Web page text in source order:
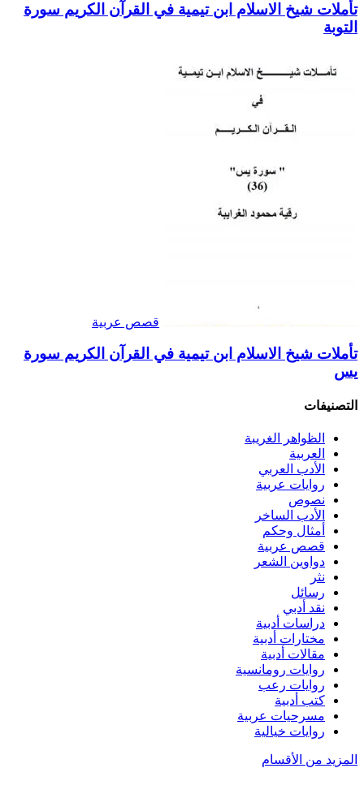
تأملات شيخ الاسلام ابن تيمية في القرآن الكريم سورة
التوبة
قصص عربية
تأملات شيخ الاسلام ابن تيمية في القرآن الكريم سورة
يس
التصنيفات
الظواهر الغريبة‏
العربية
الأدب العربي
روايات عربية
نصوص
الأدب الساخر
أمثال وحكم
قصص عربية
دواوين الشعر
نثر
رسائل
نقد أدبي
دراسات أدبية
مختارات أدبية
مقالات أدبية
روايات رومانسية
روايات رعب
كتب أدبية
مسرحيات عربية
روايات خيالية
المزيد من الأقسام